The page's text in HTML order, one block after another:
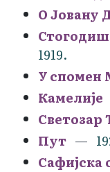
О Јовану
1919.
У спомен
Камелије
Пут
Сафијска